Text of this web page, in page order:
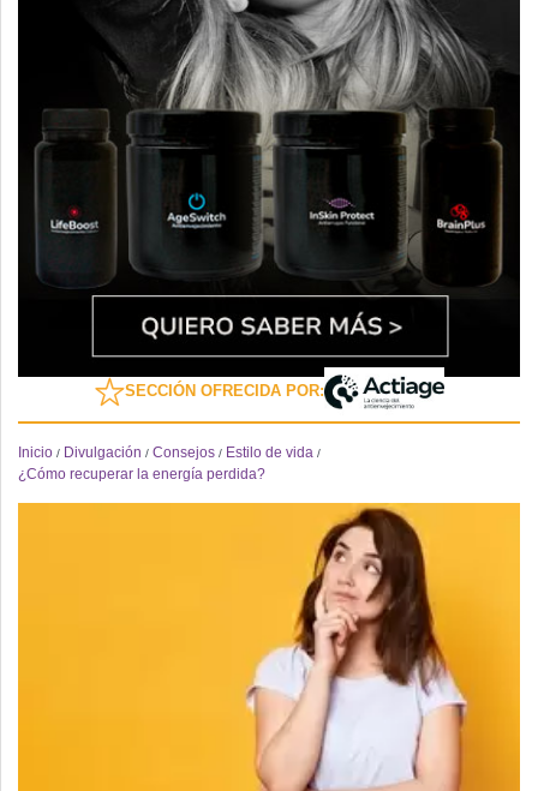
SECCIÓN OFRECIDA POR:
Inicio / Divulgación / Consejos / Estilo de vida /
¿Cómo recuperar la energía perdida?